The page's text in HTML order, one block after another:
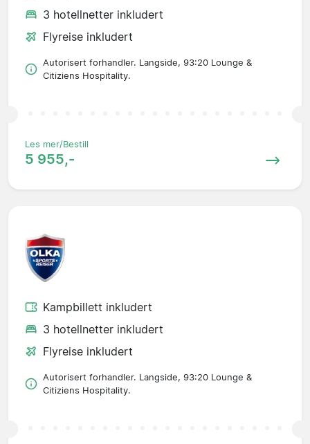
3 hotellnetter inkludert
Flyreise inkludert
Autorisert forhandler. Langside, 93:20 Lounge &
Citiziens Hospitality.
Les mer/Bestill
5 955,-
Kampbillett inkludert
3 hotellnetter inkludert
Flyreise inkludert
Autorisert forhandler. Langside, 93:20 Lounge &
Citiziens Hospitality.